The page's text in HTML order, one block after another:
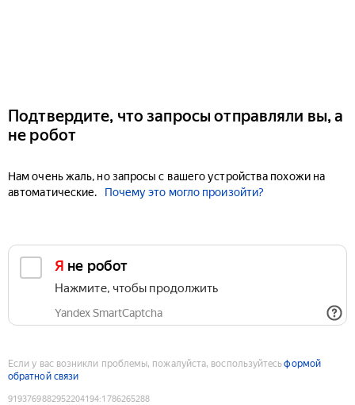
Подтвердите, что запросы отправляли вы, а
не робот
Нам очень жаль, но запросы с вашего устройства похожи на
автоматические.
Почему это могло произойти?
Я не робот
Нажмите, чтобы продолжить
Yandex SmartCaptcha
Если у вас возникли проблемы, пожалуйста, воспользуйтесьформой
обратной связи
9193769882952204194:1786265288